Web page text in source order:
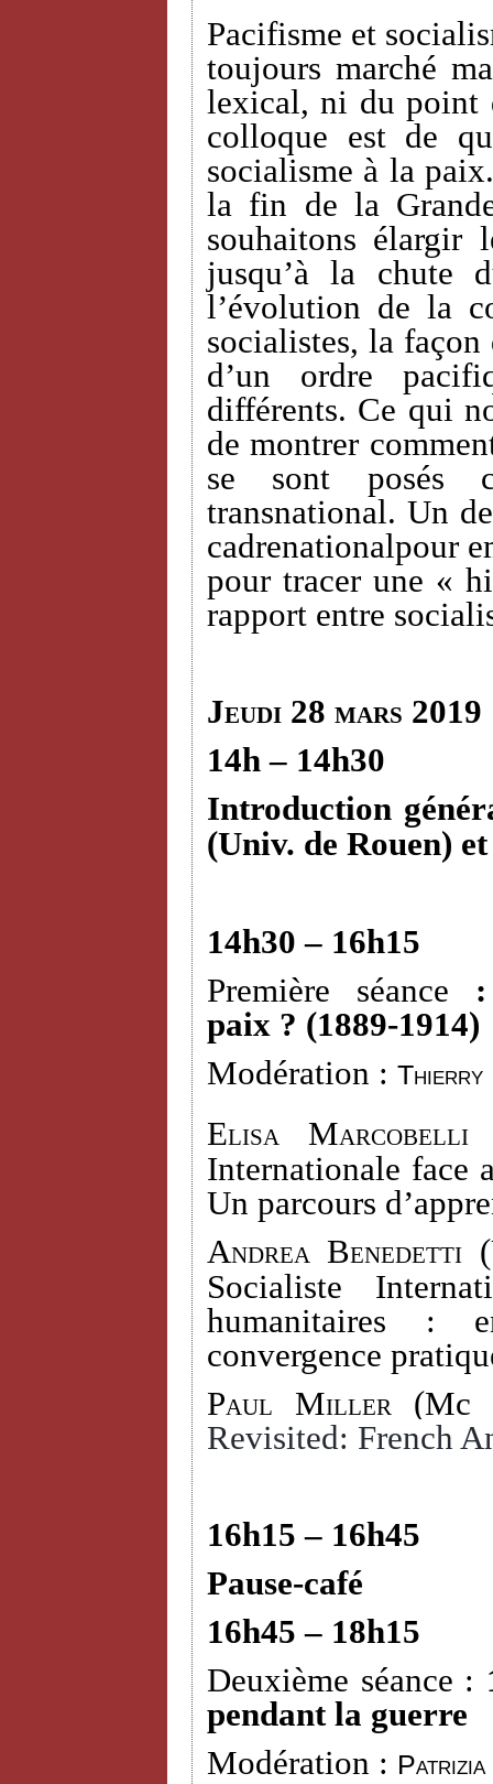
Pacifisme et
toujours marché
lexical, ni du point
colloque est de
socialisme à la
la fin de la
souhaitons élargir
jusqu’à la chute
l’évolution de la
socialistes, la
d’un ordre
différents. Ce qui
de montrer
se sont posés
transnational. Un
cadrenationalpour
pour tracer une «
rapport entre
Jeudi 28 mars 2019
14h – 14h30
Introduction
(Univ. de Rouen)
14h30 – 16h15
Première séance
paix ? (1889-1914)
Modération : Thierry
Elisa Marcobelli
Internationale face
Un parcours
Andrea Benedetti (
Socialiste
humanitaires :
convergence
Paul Miller (Mc
Revisited: French
16h15 – 16h45
Pause-café
16h45 – 18h15
Deuxième séance :
pendant la guerre
Modération :